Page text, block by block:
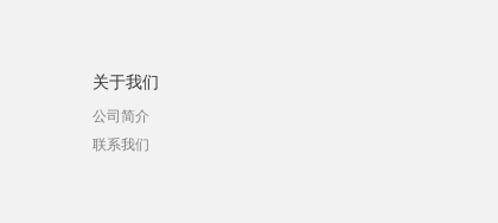
关于我们
公司简介
联系我们